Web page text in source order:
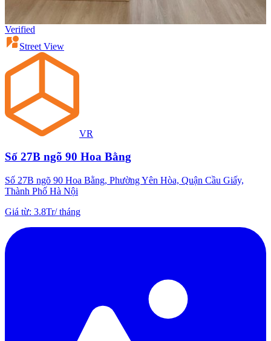
Verified
Street View
VR
Số 27B ngõ 90 Hoa Bằng
Số 27B ngõ 90 Hoa Bằng, Phường Yên Hòa, Quận Cầu Giấy,
Thành Phố Hà Nội
Giá từ: 3.8Tr/tháng